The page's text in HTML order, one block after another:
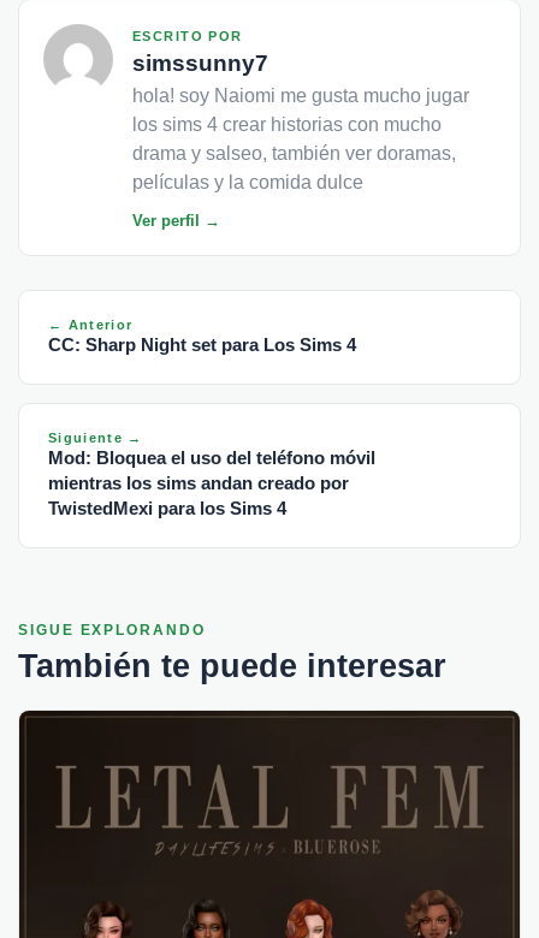
ESCRITO POR
simssunny7
hola! soy Naiomi me gusta mucho jugar
los sims 4 crear historias con mucho
drama y salseo, también ver doramas,
películas y la comida dulce
Ver perfil →
← Anterior
CC: Sharp Night set para Los Sims 4
Siguiente →
Mod: Bloquea el uso del teléfono móvil
mientras los sims andan creado por
TwistedMexi para los Sims 4
SIGUE EXPLORANDO
También te puede interesar